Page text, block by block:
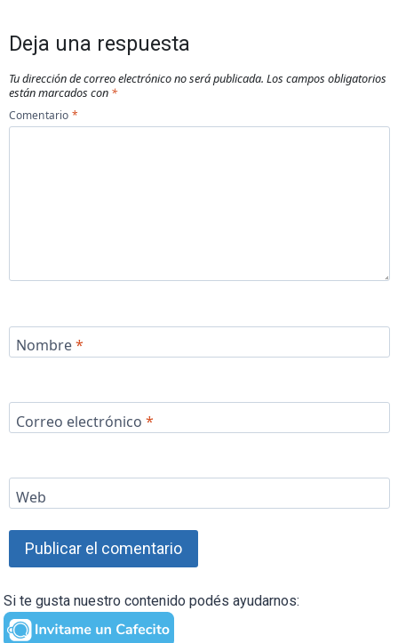
Deja una respuesta
Tu dirección de correo electrónico no será publicada. Los campos obligatorios
están marcados con *
Comentario *
Nombre*
Correo electrónico *
Web
Si te gusta nuestro contenido podés ayudarnos: